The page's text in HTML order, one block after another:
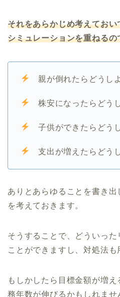
それをあらかじめ考えてお
シミュレーションを重ねるの
親が倒れたらどうし
株安になったらどう
子供ができたらどう
支出が増えたらどう
ありとあらゆることを書き出
を考えておきます。
そうすることで、どういっ
ことができますし、対処法も
もしかしたら目標金額が増
務年数が伸びるかもしれませ